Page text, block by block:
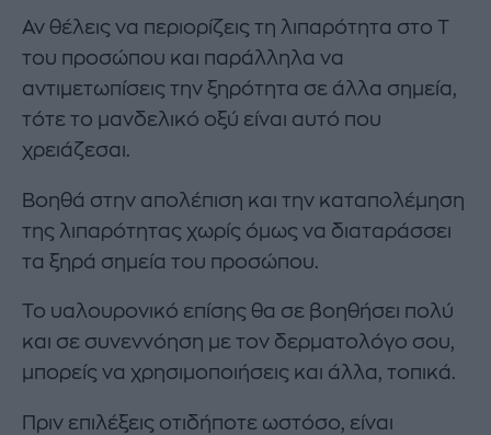
Αν θέλεις να περιορίζεις τη λιπαρότητα στο Τ
του προσώπου και παράλληλα να
αντιμετωπίσεις την ξηρότητα σε άλλα σημεία,
τότε το μανδελικό οξύ είναι αυτό που
χρειάζεσαι.
Βοηθά στην απολέπιση και την καταπολέμηση
της λιπαρότητας χωρίς όμως να διαταράσσει
τα ξηρά σημεία του προσώπου.
Το υαλουρονικό επίσης θα σε βοηθήσει πολύ
και σε συνεννόηση με τον δερματολόγο σου,
μπορείς να χρησιμοποιήσεις και άλλα, τοπικά.
Πριν επιλέξεις οτιδήποτε ωστόσο, είναι